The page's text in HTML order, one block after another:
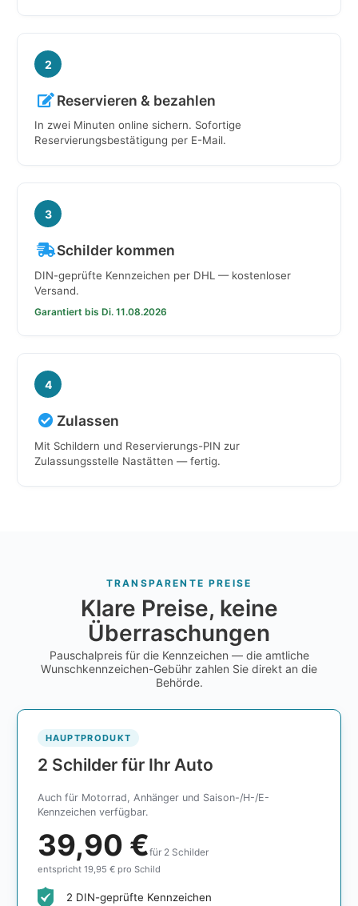
2
Reservieren & bezahlen
In zwei Minuten online sichern. Sofortige
Reservierungsbestätigung per E-Mail.
3
Schilder kommen
DIN-geprüfte Kennzeichen per DHL — kostenloser
Versand.
Garantiert bis Di. 11.08.2026
4
Zulassen
Mit Schildern und Reservierungs-PIN zur
Zulassungsstelle Nastätten — fertig.
TRANSPARENTE PREISE
Klare Preise, keine
Überraschungen
Pauschalpreis für die Kennzeichen — die amtliche
Wunschkennzeichen-Gebühr zahlen Sie direkt an die
Behörde.
HAUPTPRODUKT
2 Schilder für Ihr Auto
Auch für Motorrad, Anhänger und Saison-/H-/E-
Kennzeichen verfügbar.
39,90 €für 2 Schilder
entspricht 19,95 € pro Schild
2 DIN-geprüfte Kennzeichen